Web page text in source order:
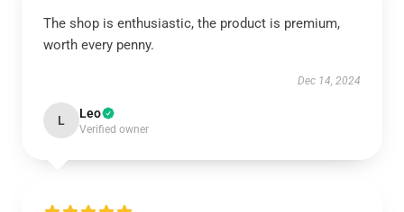
The shop is enthusiastic, the product is premium,
worth every penny.
Dec 14, 2024
L Leo
Verified owner